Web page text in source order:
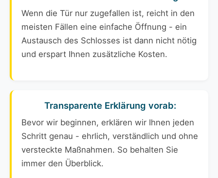
Wenn die Tür nur zugefallen ist, reicht in den
meisten Fällen eine einfache Öffnung - ein
Austausch des Schlosses ist dann nicht nötig
und erspart Ihnen zusätzliche Kosten.
Transparente Erklärung vorab:
Bevor wir beginnen, erklären wir Ihnen jeden
Schritt genau - ehrlich, verständlich und ohne
versteckte Maßnahmen. So behalten Sie
immer den Überblick.